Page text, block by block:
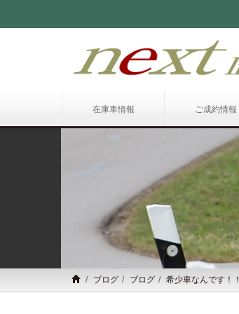
在庫車情報 ご成約情報
ブログ ブログ 希少車なんです！！